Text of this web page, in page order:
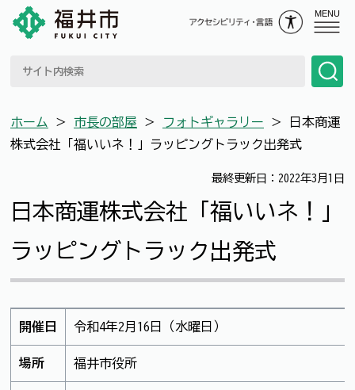
MENU
ホーム ＞ 市長の部屋 ＞ フォトギャラリー ＞
日本商運
株式会社「福いいネ！」ラッピングトラック出発式
最終更新日：2022年3月1日
日本商運株式会社「福いいネ！」
ラッピングトラック出発式
開催日 令和4年2月16日（水曜日）
場所 福井市役所